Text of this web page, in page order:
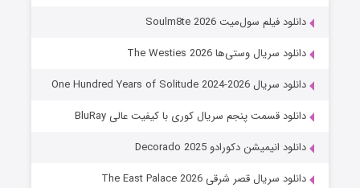
دانلود فیلم سول‌میت Soulm8te 2026
دانلود سریال وستی‌ها The Westies 2026
دانلود سریال One Hundred Years of Solitude 2024-2026
دانلود قسمت پنجم سریال کوری با کیفیت عالی BluRay
دانلود انیمیشن دکورادو Decorado 2025
دانلود سریال قصر شرقی The East Palace 2026